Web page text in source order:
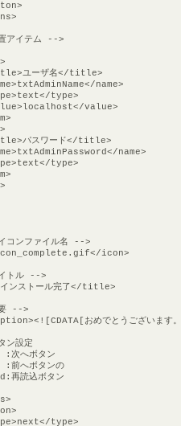
アイテム -->
ユーザ名</title>
name>
type>
value>
パスワード</title>
name>
type>
ンファイル名 -->
icon>
トル -->
ンストール完了</title>
-->
おめでとうございます。
ン設定
次へボタン
前へボタンの
再読込ボタン
type>